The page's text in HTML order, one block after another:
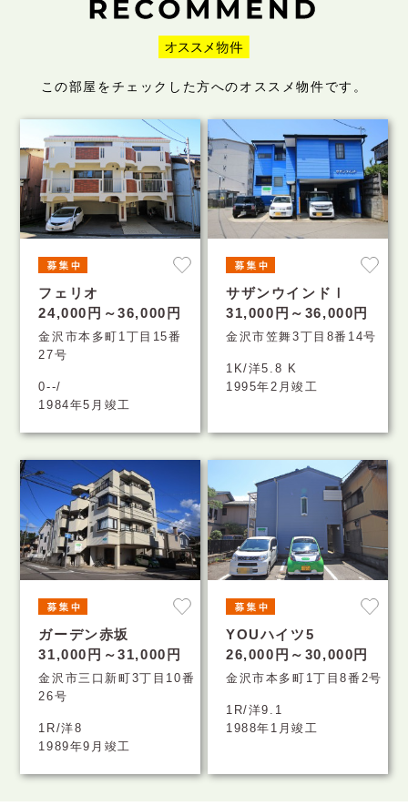
この部屋をチェックした方へのオススメ物件です。
フェリオ
24,000円～36,000円
金沢市本多町1丁目15番
27号
0--/
1984年5月竣工
サザンウインドⅠ
31,000円～36,000円
金沢市笠舞3丁目8番14号
1K/洋5.8 K
1995年2月竣工
ガーデン赤坂
31,000円～31,000円
金沢市三口新町3丁目10番
26号
1R/洋8
1989年9月竣工
YOUハイツ5
26,000円～30,000円
金沢市本多町1丁目8番2号
1R/洋9.1
1988年1月竣工